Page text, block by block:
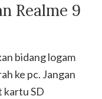
Realme 9
bidang logam
ke pc. Jangan
kartu SD